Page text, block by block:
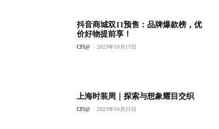
抖音商城双11预售：品牌爆款榜，优
价好物提前享！
CFI@ - 2023年10月17日
上海时装周｜探索与想象耀目交织
CFI@ - 2023年10月21日